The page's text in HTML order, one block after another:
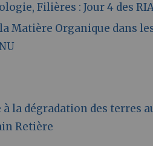
Filières : Jour 4 des
Matière Organique dans
à la dégradation des terres
Retière